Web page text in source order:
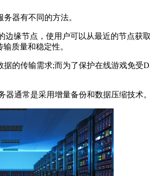
器有不同的方法。
节点，使用户可以从最近的节点获
质量和稳定性。
传输需求;而为了保护在线游戏免受
通常是采用增量备份和数据压缩技术。